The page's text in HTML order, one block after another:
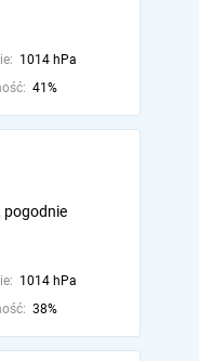
1014 hPa
41%
pogodnie
1014 hPa
38%